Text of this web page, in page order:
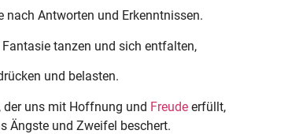
nach Antworten und Erkenntnissen.
tanzen und sich entfalten,
und belasten.
der uns mit Hoffnung und Freude erfüllt,
Ängste und Zweifel beschert.